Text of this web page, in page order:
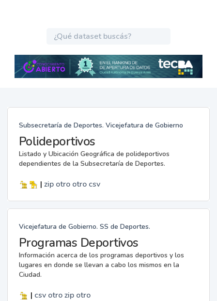
Subsecretaría de Deportes. Vicejefatura de Gobierno
Polideportivos
Listado y Ubicación Geográfica de polideportivos
dependientes de la Subsecretaría de Deportes.
| zip otro otro csv
Vicejefatura de Gobierno. SS de Deportes.
Programas Deportivos
Información acerca de los programas deportivos y los
lugares en donde se llevan a cabo los mismos en la
Ciudad.
| csv otro zip otro